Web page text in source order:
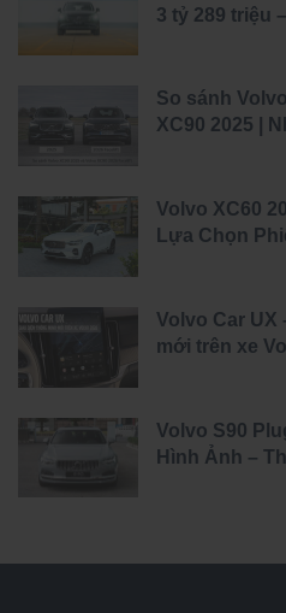
3 tỷ 289 triệu
So sánh
XC90 2025 |
Volvo XC60
Lựa Chọn
Volvo Car UX
mới trên xe
Volvo S90
Hình Ảnh –